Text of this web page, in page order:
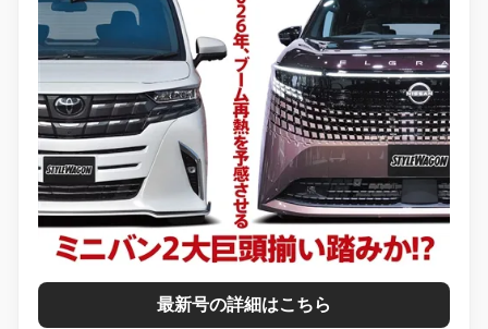
最新号の詳細はこちら